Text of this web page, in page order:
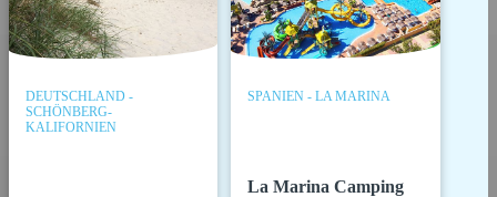
DEUTSCHLAND -
SCHÖNBERG-
KALIFORNIEN
SPANIEN - LA MARINA
La Marina Camping